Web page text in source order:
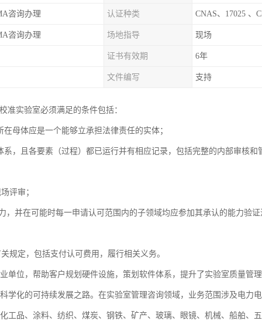
咨询办理 认证种类 CNAS、17025 、
咨询办理 场地指导 现场
证书有效期 6年
文件编写 支持
准实验室必须满足的条件包括：
母体应是一个能够立承担法律责任的实体；
，且各要素（过程）都已运行并有相应记录，包括完整的内部审核和
评审；
，并在可能时每一申请认可范围内的子领域均应参加其承认的能力验
规定，包括支付认可费用，履行相关义务。
单位，帮助客户规划硬件设施，策划软件体系，提升了实验室质量管
学化的可持续发展之路。在实验室管理咨询领域，业务范围涉及电力电
工品、涂料、纺织、煤炭、钢铁、矿产、玻璃、眼镜、机械、船舶、五